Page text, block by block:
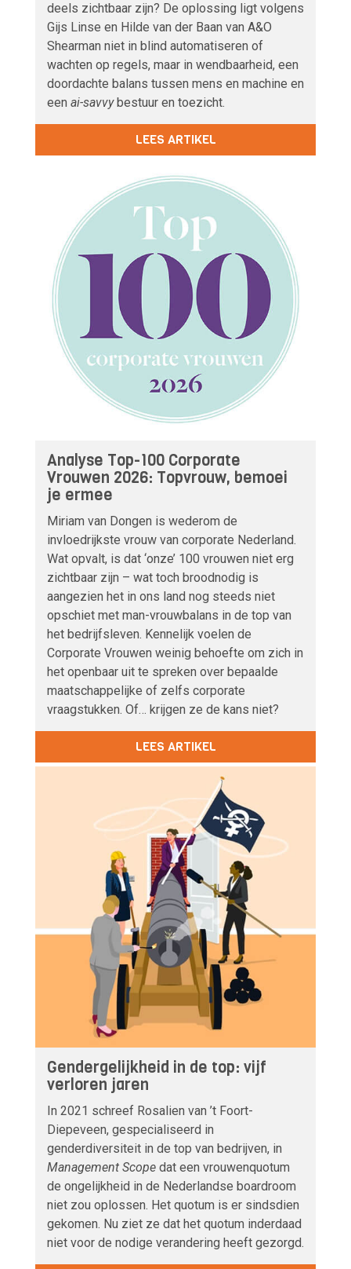
deels zichtbaar zijn? De oplossing ligt volgens
Gijs Linse en Hilde van der Baan van A&O
Shearman niet in blind automatiseren of
wachten op regels, maar in wendbaarheid, een
doordachte balans tussen mens en machine en
een ai-savvy bestuur en toezicht.
LEES ARTIKEL
Analyse Top-100 Corporate
Vrouwen 2026: Topvrouw, bemoei
je ermee
Miriam van Dongen is wederom de
invloedrijkste vrouw van corporate Nederland.
Wat opvalt, is dat ‘onze’ 100 vrouwen niet erg
zichtbaar zijn – wat toch broodnodig is
aangezien het in ons land nog steeds niet
opschiet met man-vrouwbalans in de top van
het bedrijfsleven. Kennelijk voelen de
Corporate Vrouwen weinig behoefte om zich in
het openbaar uit te spreken over bepaalde
maatschappelijke of zelfs corporate
vraagstukken. Of… krijgen ze de kans niet?
LEES ARTIKEL
Gendergelijkheid in de top: vijf
verloren jaren
In 2021 schreef Rosalien van ’t Foort-
Diepeveen, gespecialiseerd in
genderdiversiteit in de top van bedrijven, in
Management Scope dat een vrouwenquotum
de ongelijkheid in de Nederlandse boardroom
niet zou oplossen. Het quotum is er sindsdien
gekomen. Nu ziet ze dat het quotum inderdaad
niet voor de nodige verandering heeft gezorgd.